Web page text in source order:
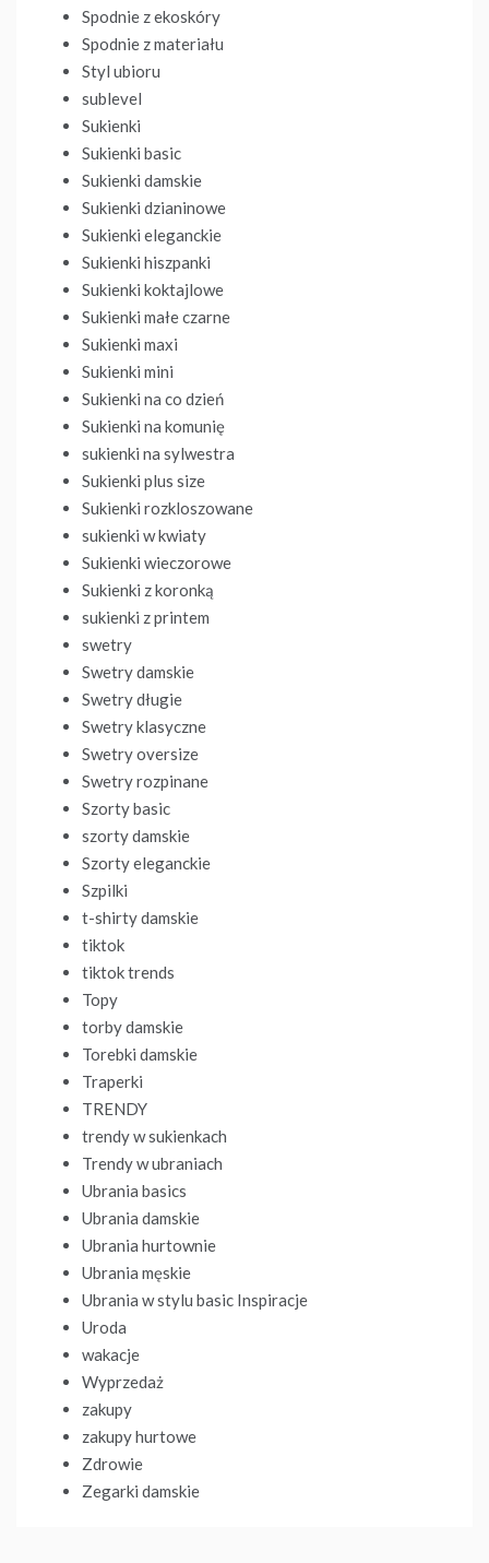
Spodnie z ekoskóry
Spodnie z materiału
Styl ubioru
sublevel
Sukienki
Sukienki basic
Sukienki damskie
Sukienki dzianinowe
Sukienki eleganckie
Sukienki hiszpanki
Sukienki koktajlowe
Sukienki małe czarne
Sukienki maxi
Sukienki mini
Sukienki na co dzień
Sukienki na komunię
sukienki na sylwestra
Sukienki plus size
Sukienki rozkloszowane
sukienki w kwiaty
Sukienki wieczorowe
Sukienki z koronką
sukienki z printem
swetry
Swetry damskie
Swetry długie
Swetry klasyczne
Swetry oversize
Swetry rozpinane
Szorty basic
szorty damskie
Szorty eleganckie
Szpilki
t-shirty damskie
tiktok
tiktok trends
Topy
torby damskie
Torebki damskie
Traperki
TRENDY
trendy w sukienkach
Trendy w ubraniach
Ubrania basics
Ubrania damskie
Ubrania hurtownie
Ubrania męskie
Ubrania w stylu basic Inspiracje
Uroda
wakacje
Wyprzedaż
zakupy
zakupy hurtowe
Zdrowie
Zegarki damskie